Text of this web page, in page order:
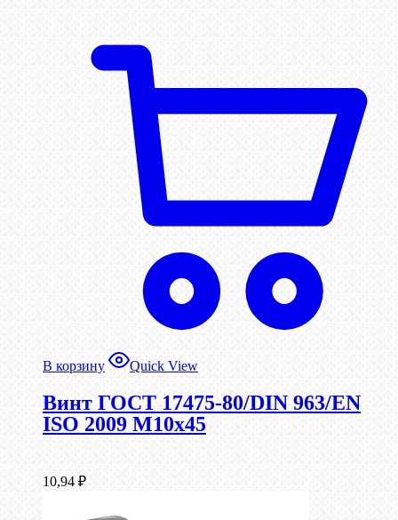
В корзину Quick View
Винт ГОСТ 17475-80/DIN 963/EN
ISO 2009 М10х45
10,94 ₽